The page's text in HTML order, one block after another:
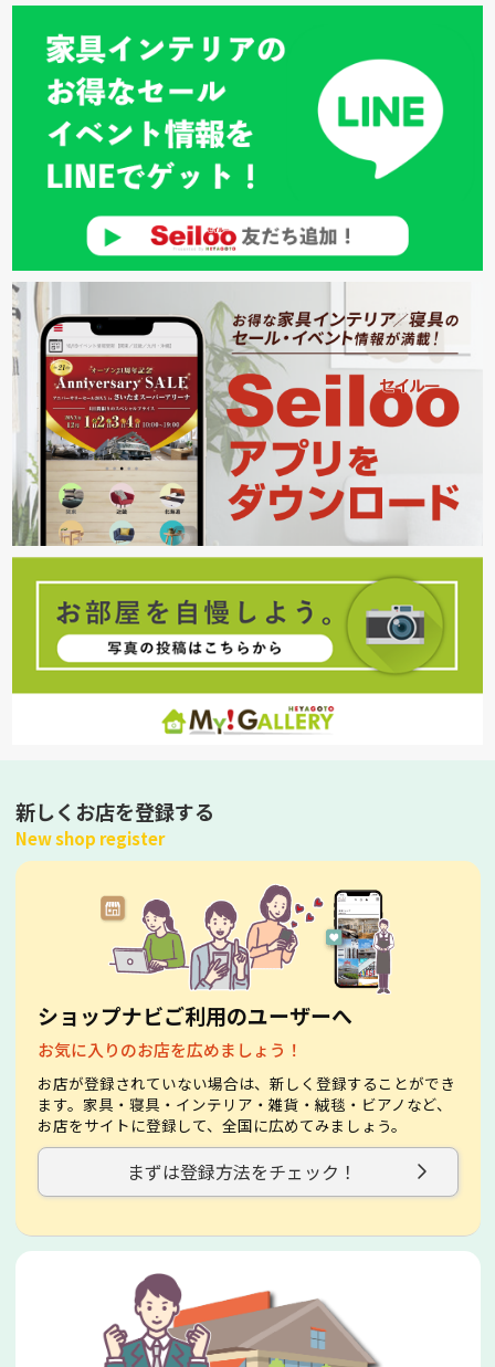
新しくお店を登録する
New shop register
ショップナビご利用のユーザーへ
お気に入りのお店を広めましょう！
お店が登録されていない場合は、新しく登録することができ
ます。家具・寝具・インテリア・雑貨・絨毯・ビアノなど、
お店をサイトに登録して、全国に広めてみましょう。
まずは登録方法をチェック！